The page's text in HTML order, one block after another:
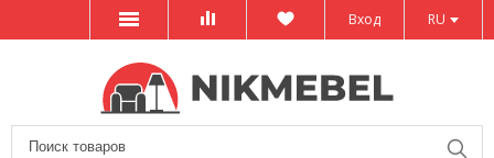
RU
Вход